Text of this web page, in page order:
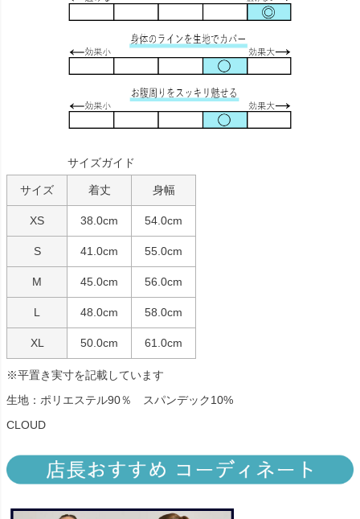
サイズガイド
サイズ 着丈 身幅
XS 38.0cm 54.0cm
S 41.0cm 55.0cm
M 45.0cm 56.0cm
L 48.0cm 58.0cm
XL 50.0cm 61.0cm
※平置き実寸を記載しています
生地：ポリエステル90％ スパンデック10%
CLOUD